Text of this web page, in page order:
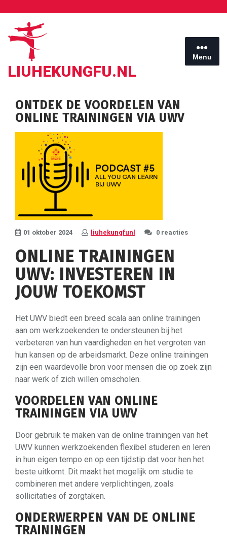
inhoud
LIUHEKUNGFU.NL
Menu
ONTDEK DE VOORDELEN VAN
ONLINE TRAININGEN VIA UWV
01 oktober 2024 liuhekungfunl 0 reacties
ONLINE TRAININGEN
UWV: INVESTEREN IN
JOUW TOEKOMST
Het UWV biedt een breed scala aan online trainingen
aan om werkzoekenden te ondersteunen bij het
verbeteren van hun vaardigheden en het vergroten van
hun kansen op de arbeidsmarkt. Deze online trainingen
zijn een waardevolle bron voor mensen die op zoek zijn
naar werk of zich willen omscholen.
VOORDELEN VAN ONLINE
TRAININGEN VIA UWV
Door gebruik te maken van de online trainingen van het
UWV kunnen werkzoekenden flexibel studeren en leren
in hun eigen tempo en op een tijdstip dat voor hen het
beste uitkomt. Dit maakt het mogelijk om studie te
combineren met andere verplichtingen, zoals
sollicitaties of zorgtaken.
ONDERWERPEN VAN DE ONLINE
TRAININGEN